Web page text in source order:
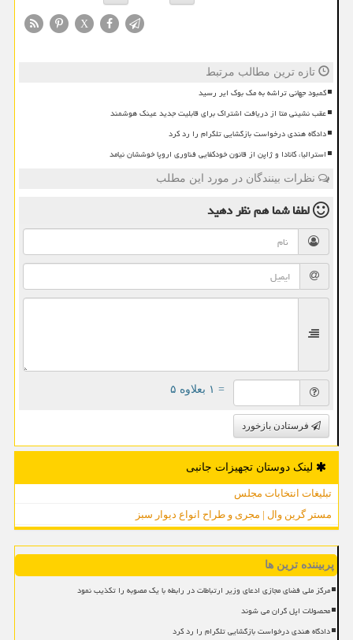
X
تازه ترین مطالب مرتبط
کمبود جهانی تراشه به مک بوک ایر رسید
عقب نشینی متا از دریافت اشتراک برای قابلیت جدید عینک هوشمند
دادگاه هندی درخواست بازگشایی تلگرام را رد کرد
استرالیا، کانادا و ژاپن از قانون خودکفایی فناوری اروپا خوششان نیامد
نظرات بینندگان در مورد این مطلب
لطفا شما همنظر دهید
= ۱ بعلاوه ۵
فرستادن بازخورد
لینک دوستان تجهیزات جانبی
تبلیغات انتخابات مجلس
مستر گرین وال | مجری و طراح انواع دیوار سبز
پربیننده ترین ها
مرکز ملی فضای مجازی ادعای وزیر ارتباطات در رابطه با یک مصوبه را تکذیب نمود
محصولات اپل گران می شوند
دادگاه هندی درخواست بازگشایی تلگرام را رد کرد